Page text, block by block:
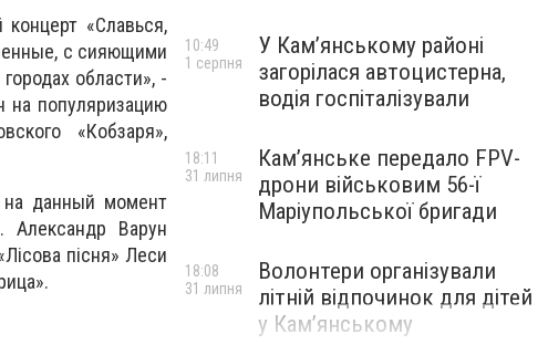
«Славься,
с сияющими
области», -
на популяризацию
«Кобзаря»,
на данный момент
Варун
пісня» Леси
У Кам’янському районі
загорілася автоцистерна,
водія госпіталізували
10:49
1 серпня
Кам’янське передало FPV-
дрони військовим 56-ї
Маріупольської бригади
18:11
31 липня
Волонтери організували
літній відпочинок для дітей
у Кам’янському
18:08
31 липня